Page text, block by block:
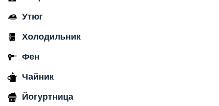
Утюг
Холодильник
Фен
Чайник
Йогуртница